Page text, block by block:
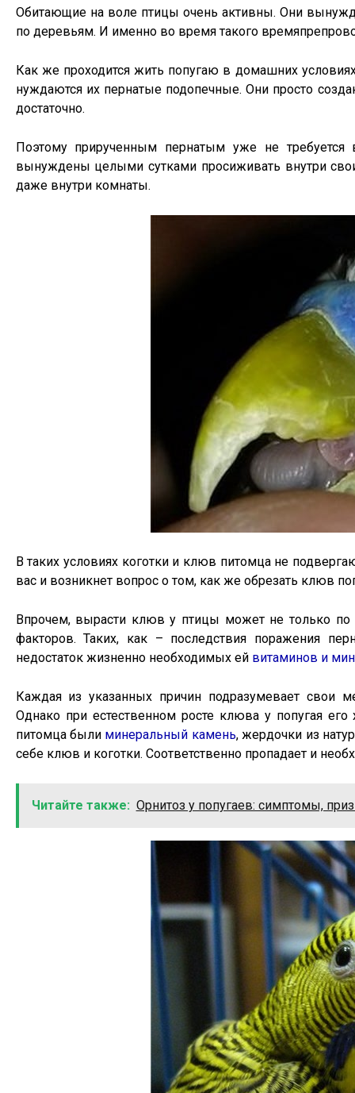
Обитающие на воле птицы очень активны. Они
по деревьям. И именно во время такого
Как же проходится жить попугаю в домашних
нуждаются их пернатые подопечные. Они просто
достаточно.
Поэтому прирученным пернатым уже не
вынуждены целыми сутками просиживать внутри
даже внутри комнаты.
В таких условиях коготки и клюв питомца не
вас и возникнет вопрос о том, как же обрезать клюв
Впрочем, вырасти клюв у птицы может не только
факторов. Таких, как – последствия поражения
недостаток жизненно необходимых ей витаминов и
Каждая из указанных причин подразумевает свои
Однако при естественном росте клюва у попугая
питомца были минеральный камень, жердочки из
себе клюв и коготки. Соответственно пропадает и
Читайте также: Орнитоз у попугаев: симптомы,